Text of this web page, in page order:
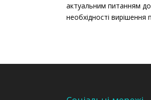
актуальним питанням
необхідності вирішення